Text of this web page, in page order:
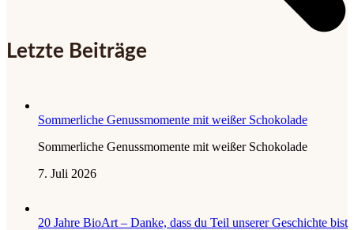
Letzte Beiträge
Sommerliche Genussmomente mit weißer Schokolade
Sommerliche Genussmomente mit weißer Schokolade
7. Juli 2026
20 Jahre BioArt – Danke, dass du Teil unserer Geschichte bist